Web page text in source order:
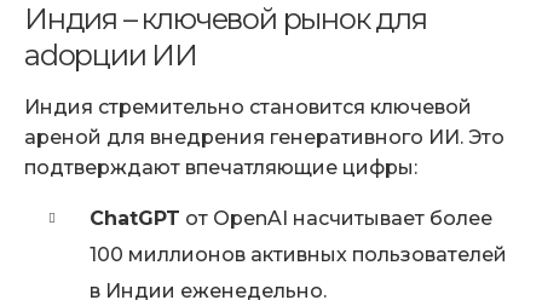
Индия – ключевой рынок для
adopции ИИ
Индия стремительно становится ключевой
ареной для внедрения генеративного ИИ. Это
подтверждают впечатляющие цифры:
ChatGPT от OpenAI насчитывает более
100 миллионов активных пользователей
в Индии еженедельно.